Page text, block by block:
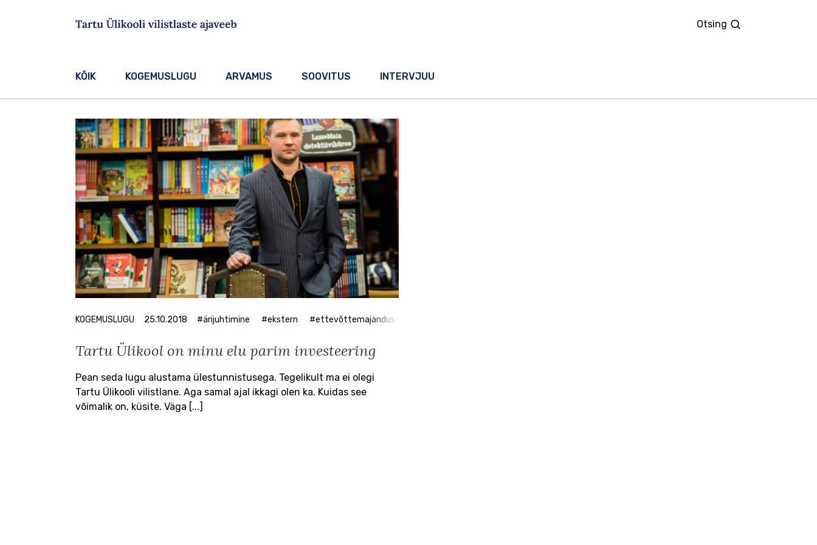
Otsing
Sisesta märksõna Otsing
KÕIK KOGEMUSLUGU ARVAMUS SOOVITUS INTERVJUU
Tartu Ülikool on minu elu parim investeering
Pean seda lugu alustama ülestunnistusega. Tegelikult ma ei olegi
Tartu Ülikooli vilistlane. Aga samal ajal ikkagi olen ka. Kuidas see
võimalik on, küsite. Väga [...]
KOGEMUSLUGU 25.10.2018 #ärijuhtimine #ekstern #ettevõttemajandus